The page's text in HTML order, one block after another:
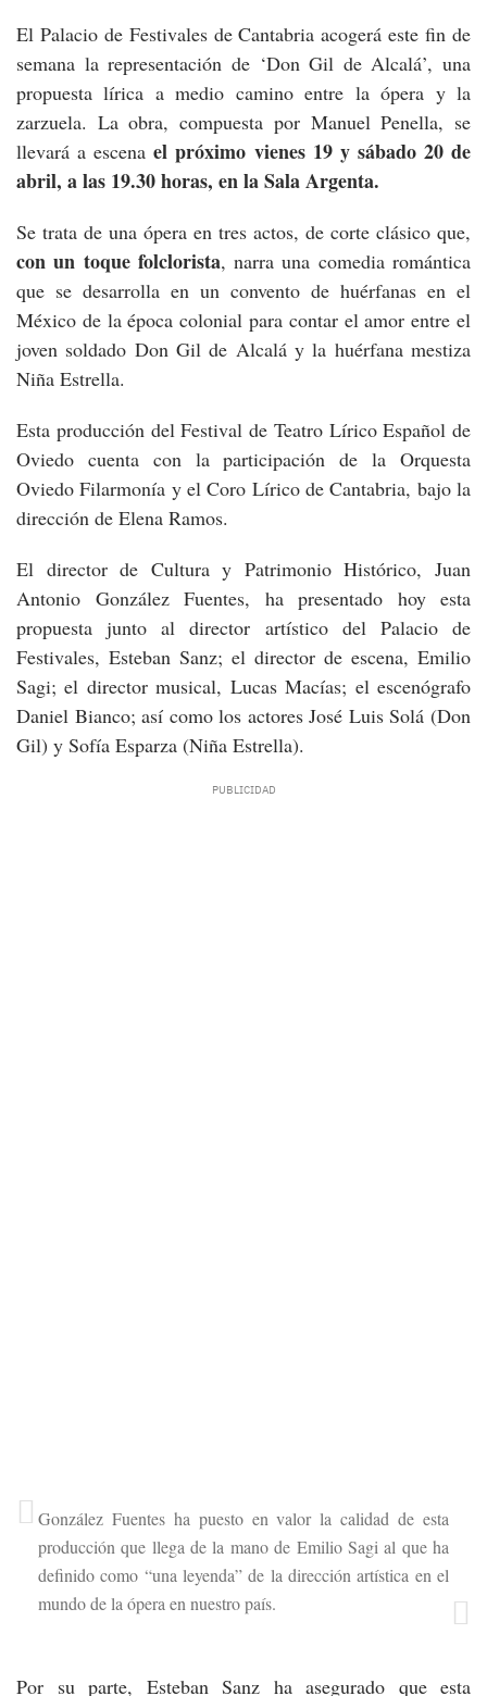
El Palacio de Festivales de Cantabria acogerá este fin de
semana la representación de ‘Don Gil de Alcalá’, una
propuesta lírica a medio camino entre la ópera y la
zarzuela. La obra, compuesta por Manuel Penella, se
llevará a escenael próximo vienes 19 y sábado 20 de
abril, a las 19.30 horas, en la Sala Argenta.
Se trata de una ópera en tres actos, de corte clásico que,
con un toque folclorista, narra una comedia romántica
que se desarrolla en un convento de huérfanas en el
México de la época colonial para contar el amor entre el
joven soldado Don Gil de Alcalá y la huérfana mestiza
Niña Estrella.
Esta producción del Festival de Teatro Lírico Español de
Oviedo cuenta con la participación de la Orquesta
Oviedo Filarmonía y el Coro Lírico de Cantabria, bajo la
dirección de Elena Ramos.
El director de Cultura y Patrimonio Histórico, Juan
Antonio González Fuentes, ha presentado hoy esta
propuesta junto al director artístico del Palacio de
Festivales, Esteban Sanz; el director de escena, Emilio
Sagi; el director musical, Lucas Macías; el escenógrafo
Daniel Bianco; así como los actores José Luis Solá (Don
Gil) y Sofía Esparza (Niña Estrella).
González Fuentes ha puesto en valor la calidad de esta
producción que llega de la mano de Emilio Sagi al que ha
definido como “una leyenda” de la dirección artística en el
mundo de la ópera en nuestro país.
Por su parte, Esteban Sanz ha asegurado que esta